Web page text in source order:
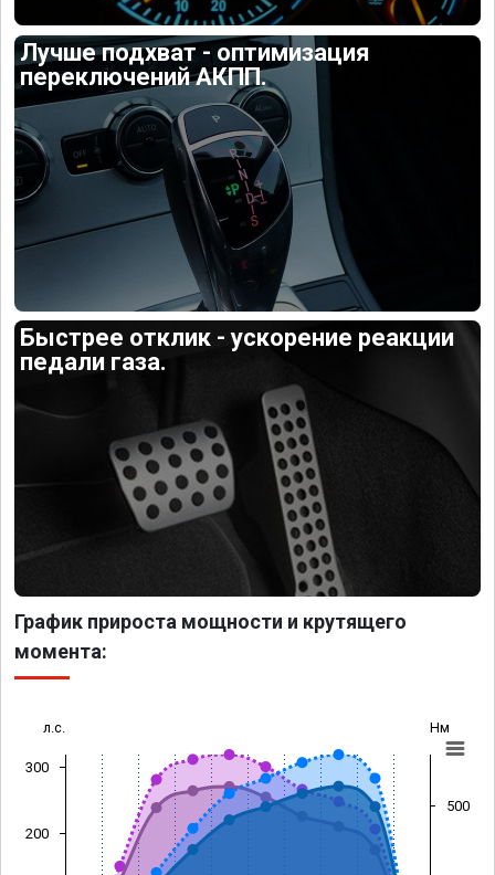
Лучше подхват - оптимизация
переключений АКПП.
Быстрее отклик - ускорение реакции
педали газа.
График прироста мощности и крутящего
момента:
л.с. Нм
200
300
500